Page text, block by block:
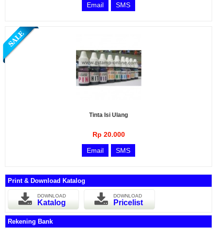
Email SMS
Tinta Isi Ulang
Rp 20.000
Email SMS
Print & Download Katalog
DOWNLOAD
Katalog
DOWNLOAD
Pricelist
Rekening Bank